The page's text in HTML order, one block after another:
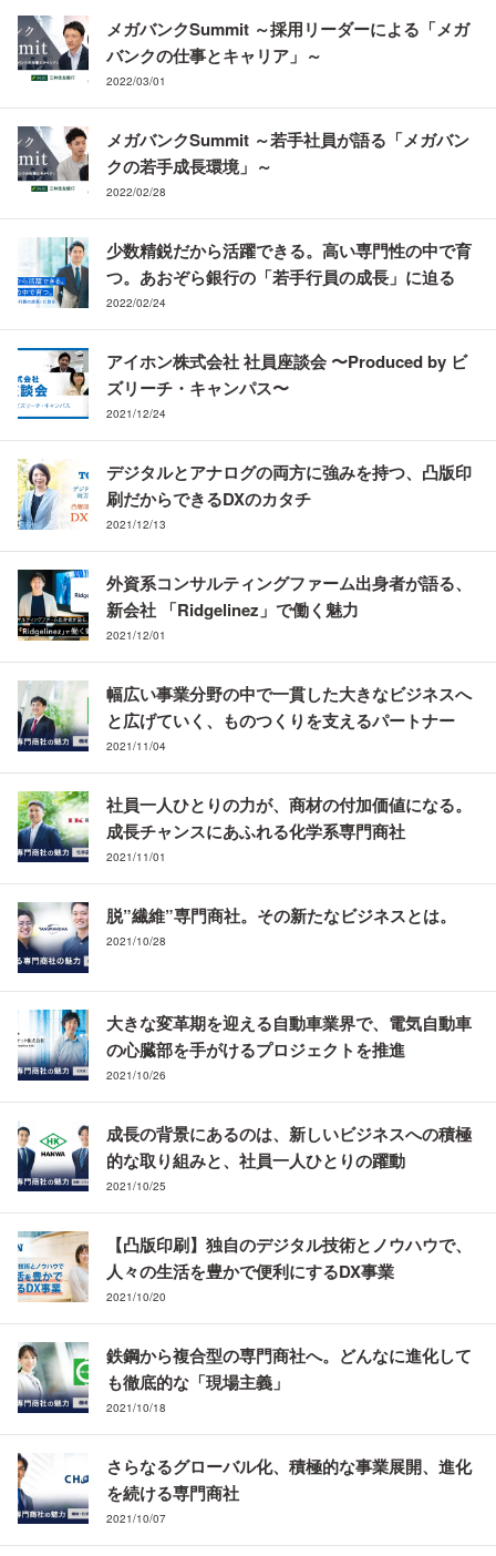
メガバンクSummit ～採用リーダーによる「メガ
バンクの仕事とキャリア」～
2022/03/01
メガバンクSummit ～若手社員が語る「メガバン
クの若手成長環境」～
2022/02/28
少数精鋭だから活躍できる。高い専門性の中で育
つ。あおぞら銀行の「若手行員の成長」に迫る
2022/02/24
アイホン株式会社 社員座談会 〜Produced by ビ
ズリーチ・キャンパス〜
2021/12/24
デジタルとアナログの両方に強みを持つ、凸版印
刷だからできるDXのカタチ
2021/12/13
外資系コンサルティングファーム出身者が語る、
新会社 「Ridgelinez」で働く魅力
2021/12/01
幅広い事業分野の中で一貫した大きなビジネスへ
と広げていく、ものつくりを支えるパートナー
2021/11/04
社員一人ひとりの力が、商材の付加価値になる。
成長チャンスにあふれる化学系専門商社
2021/11/01
脱”繊維”専門商社。その新たなビジネスとは。
2021/10/28
大きな変革期を迎える自動車業界で、電気自動車
の心臓部を手がけるプロジェクトを推進
2021/10/26
成長の背景にあるのは、新しいビジネスへの積極
的な取り組みと、社員一人ひとりの躍動
2021/10/25
【凸版印刷】独自のデジタル技術とノウハウで、
人々の生活を豊かで便利にするDX事業
2021/10/20
鉄鋼から複合型の専門商社へ。どんなに進化して
も徹底的な「現場主義」
2021/10/18
さらなるグローバル化、積極的な事業展開、進化
を続ける専門商社
2021/10/07